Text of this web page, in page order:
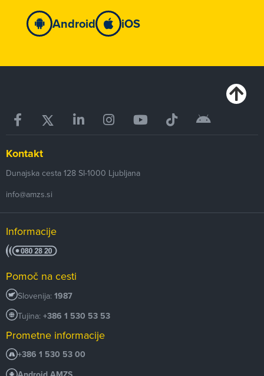
Android iOS
Kontakt
Dunajska cesta 128 SI-1000 Ljubljana
info@amzs.si
Informacije
Pomoč na cesti
Slovenija: 1987
Tujina: +386 1 530 53 53
Prometne informacije
+386 1 530 53 00